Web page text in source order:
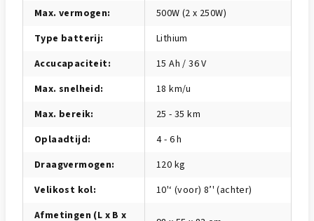
Max. vermogen:
500W (2 x 250W)
Type batterij:
Lithium
Accucapaciteit:
15 Ah / 36 V
Max. snelheid:
18 km/u
Max. bereik:
25 - 35 km
Oplaadtijd:
4 - 6 h
Draagvermogen:
120 kg
Velikost kol:
10'‘ (voor) 8’' (achter)
Afmetingen (L x B x